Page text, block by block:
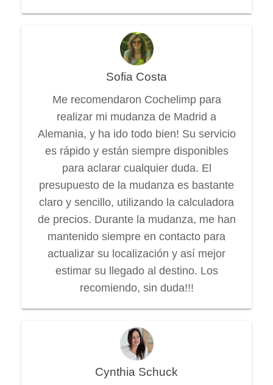
Sofia Costa
Me recomendaron Cochelimp para
realizar mi mudanza de Madrid a
Alemania, y ha ido todo bien! Su servicio
es rápido y están siempre disponibles
para aclarar cualquier duda. El
presupuesto de la mudanza es bastante
claro y sencillo, utilizando la calculadora
de precios. Durante la mudanza, me han
mantenido siempre en contacto para
actualizar su localización y así mejor
estimar su llegado al destino. Los
recomiendo, sin duda!!!
Cynthia Schuck